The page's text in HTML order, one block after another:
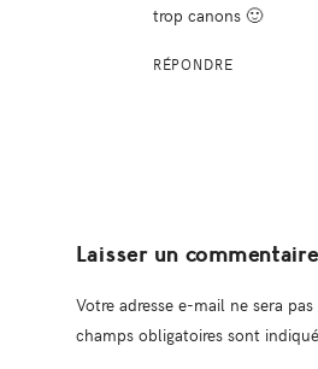
trop canons 🙂
RÉPONDRE
Laisser un commentaire
Votre adresse e-mail ne sera
champs obligatoires sont